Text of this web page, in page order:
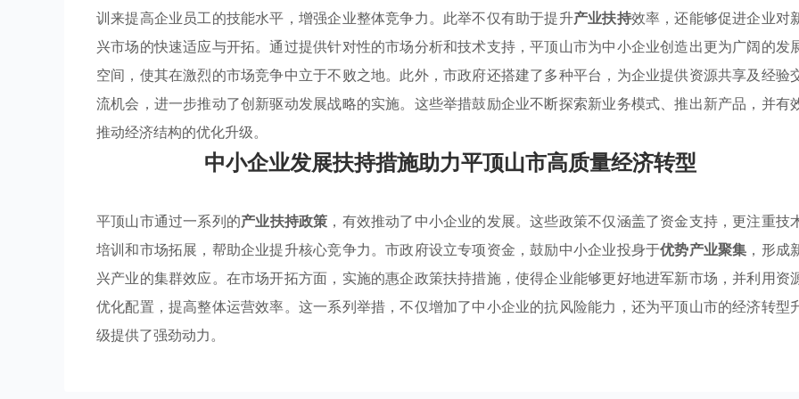
训来提高企业员工的技能水平，增强企业整体竞争力。此举不仅有助于提升产业扶持效率，还能够促进企业对
兴市场的快速适应与开拓。通过提供针对性的市场分析和技术支持，平顶山市为中小企业创造出更为广阔的发
空间，使其在激烈的市场竞争中立于不败之地。此外，市政府还搭建了多种平台，为企业提供资源共享及经验
流机会，进一步推动了创新驱动发展战略的实施。这些举措鼓励企业不断探索新业务模式、推出新产品，并有
推动经济结构的优化升级。
中小企业发展扶持措施助力平顶山市高质量经济转型
平顶山市通过一系列的产业扶持政策 ，有效推动了中小企业的发展。这些政策不仅涵盖了资金支持，更注重技
培训和市场拓展，帮助企业提升核心竞争力。市政府设立专项资金，鼓励中小企业投身于优势产业聚集 ，形成
兴产业的集群效应。在市场开拓方面，实施的惠企政策扶持措施，使得企业能够更好地进军新市场，并利用资
优化配置，提高整体运营效率。这一系列举措，不仅增加了中小企业的抗风险能力，还为平顶山市的经济转型
级提供了强劲动力。